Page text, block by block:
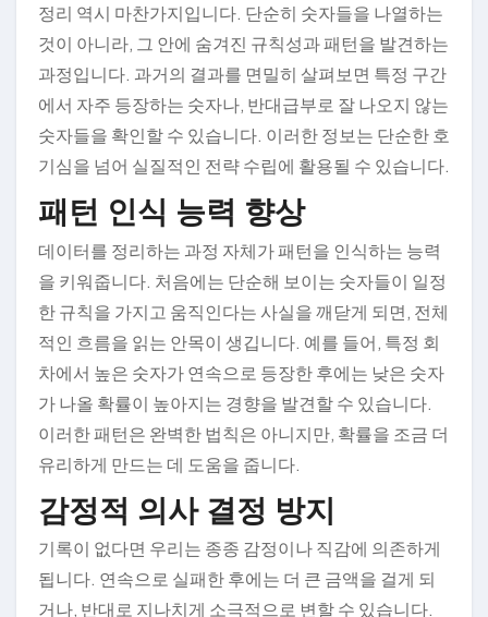
정리 역시 마찬가지입니다. 단순히 숫자들을 나열하는
것이 아니라, 그 안에 숨겨진 규칙성과 패턴을 발견하는
과정입니다. 과거의 결과를 면밀히 살펴보면 특정 구간
에서 자주 등장하는 숫자나, 반대급부로 잘 나오지 않는
숫자들을 확인할 수 있습니다. 이러한 정보는 단순한 호
기심을 넘어 실질적인 전략 수립에 활용될 수 있습니다.
패턴 인식 능력 향상
데이터를 정리하는 과정 자체가 패턴을 인식하는 능력
을 키워줍니다. 처음에는 단순해 보이는 숫자들이 일정
한 규칙을 가지고 움직인다는 사실을 깨닫게 되면, 전체
적인 흐름을 읽는 안목이 생깁니다. 예를 들어, 특정 회
차에서 높은 숫자가 연속으로 등장한 후에는 낮은 숫자
가 나올 확률이 높아지는 경향을 발견할 수 있습니다.
이러한 패턴은 완벽한 법칙은 아니지만, 확률을 조금 더
유리하게 만드는 데 도움을 줍니다.
감정적 의사 결정 방지
기록이 없다면 우리는 종종 감정이나 직감에 의존하게
됩니다. 연속으로 실패한 후에는 더 큰 금액을 걸게 되
거나, 반대로 지나치게 소극적으로 변할 수 있습니다.